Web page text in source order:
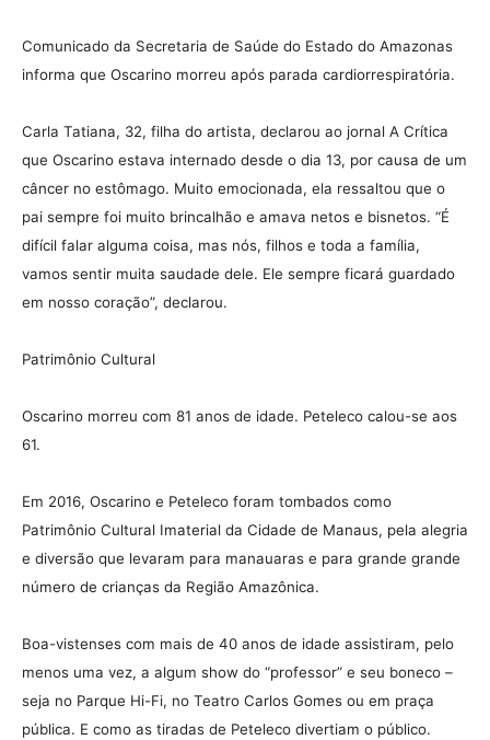
Comunicado da Secretaria de Saúde do Estado do Amazonas
informa que Oscarino morreu após parada cardiorrespiratória.
Carla Tatiana, 32, filha do artista, declarou ao jornal A Crítica
que Oscarino estava internado desde o dia 13, por causa de um
câncer no estômago. Muito emocionada, ela ressaltou que o
pai sempre foi muito brincalhão e amava netos e bisnetos. “É
difícil falar alguma coisa, mas nós, filhos e toda a família,
vamos sentir muita saudade dele. Ele sempre ficará guardado
em nosso coração”, declarou.
Patrimônio Cultural
Oscarino morreu com 81 anos de idade. Peteleco calou-se aos
61.
Em 2016, Oscarino e Peteleco foram tombados como
Patrimônio Cultural Imaterial da Cidade de Manaus, pela alegria
e diversão que levaram para manauaras e para grande grande
número de crianças da Região Amazônica.
Boa-vistenses com mais de 40 anos de idade assistiram, pelo
menos uma vez, a algum show do “professor” e seu boneco –
seja no Parque Hi-Fi, no Teatro Carlos Gomes ou em praça
pública. E como as tiradas de Peteleco divertiam o público.